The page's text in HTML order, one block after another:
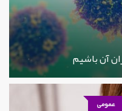
آن باشیم
عمومی